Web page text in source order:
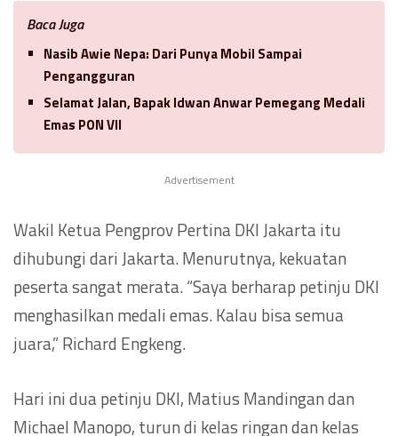
Baca Juga
Nasib Awie Nepa: Dari Punya Mobil Sampai
Pengangguran
Selamat Jalan, Bapak Idwan Anwar Pemegang Medali
Emas PON VII
Advertisement
Wakil Ketua Pengprov Pertina DKI Jakarta itu
dihubungi dari Jakarta. Menurutnya, kekuatan
peserta sangat merata. “Saya berharap petinju DKI
menghasilkan medali emas. Kalau bisa semua
juara,” Richard Engkeng.
Hari ini dua petinju DKI, Matius Mandingan dan
Michael Manopo, turun di kelas ringan dan kelas